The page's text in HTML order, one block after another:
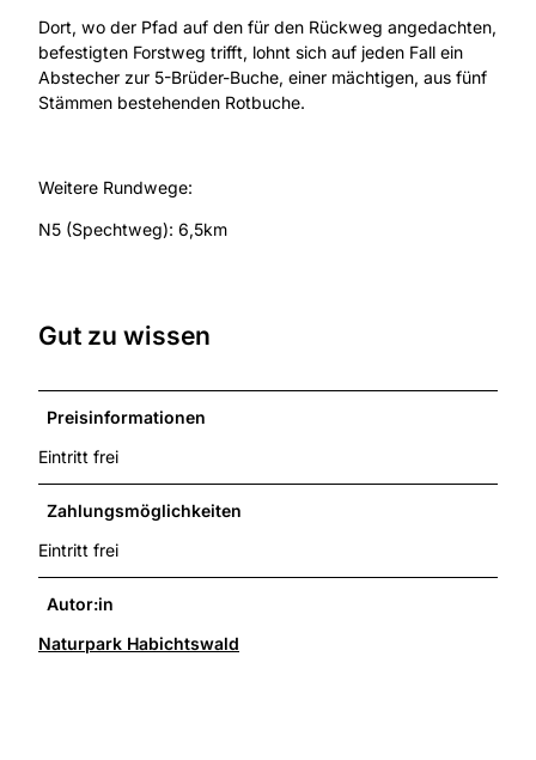
Dort, wo der Pfad auf den für den Rückweg angedachten,
befestigten Forstweg trifft, lohnt sich auf jeden Fall ein
Abstecher zur 5-Brüder-Buche, einer mächtigen, aus fünf
Stämmen bestehenden Rotbuche.
Weitere Rundwege:
N5 (Spechtweg): 6,5km
Gut zu wissen
Preisinformationen
Eintritt frei
Zahlungsmöglichkeiten
Eintritt frei
Autor:in
Naturpark Habichtswald